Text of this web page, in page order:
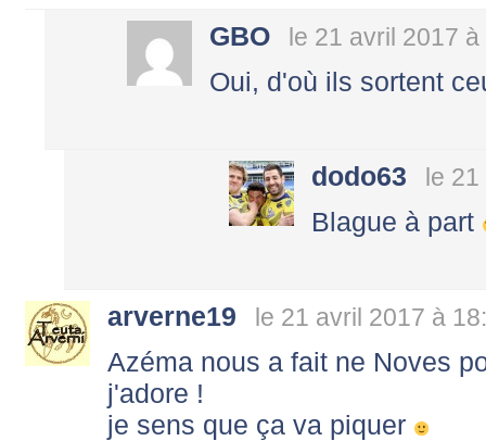
GBO le 21 avril 2017
Oui, d'où ils sortent
dodo63 le
Blague à part
arverne19 le 21 avril 2017 à
Azéma nous a fait ne Noves
j'adore !
je sens que ça va piquer